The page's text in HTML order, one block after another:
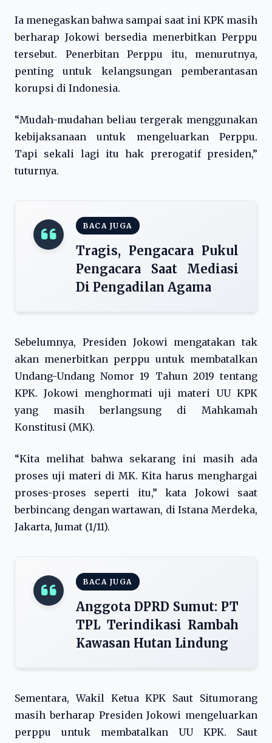
Ia menegaskan bahwa sampai saat ini KPK masih
berharap Jokowi bersedia menerbitkan Perppu
tersebut. Penerbitan Perppu itu, menurutnya,
penting untuk kelangsungan pemberantasan
korupsi di Indonesia.
“Mudah-mudahan beliau tergerak menggunakan
kebijaksanaan untuk mengeluarkan Perppu.
Tapi sekali lagi itu hak prerogatif presiden,”
tuturnya.
BACA JUGA
Tragis, Pengacara Pukul
Pengacara Saat Mediasi
Di Pengadilan Agama
Sebelumnya, Presiden Jokowi mengatakan tak
akan menerbitkan perppu untuk membatalkan
Undang-Undang Nomor 19 Tahun 2019 tentang
KPK. Jokowi menghormati uji materi UU KPK
yang masih berlangsung di Mahkamah
Konstitusi (MK).
“Kita melihat bahwa sekarang ini masih ada
proses uji materi di MK. Kita harus menghargai
proses-proses seperti itu,” kata Jokowi saat
berbincang dengan wartawan, di Istana Merdeka,
Jakarta, Jumat (1/11).
BACA JUGA
Anggota DPRD Sumut: PT
TPL Terindikasi Rambah
Kawasan Hutan Lindung
Sementara, Wakil Ketua KPK Saut Situmorang
masih berharap Presiden Jokowi mengeluarkan
perppu untuk membatalkan UU KPK. Saut